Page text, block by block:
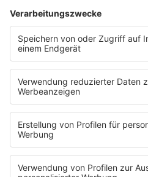
Beiden Rapper wurde die
legen beide Revision ein.